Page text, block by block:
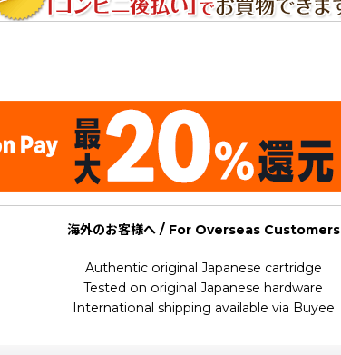
海外のお客様へ / For Overseas Customers
Authentic original Japanese cartridge
Tested on original Japanese hardware
International shipping available via Buyee